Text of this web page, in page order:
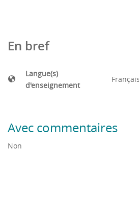
En bref
Langue(s)
d'enseignement
Français
Avec commentaires
Non